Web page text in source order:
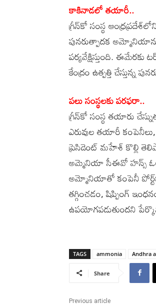
కాకినాడలో తయారీ..
గ్రీన్‌కో సంస్థ
పునరుత్పాదక
పర్యవేక్షిస్తుంది.
కేంద్రం ఉత్పత్తి
పలు సంస్థలకు పరఫరా..
గ్రీన్‌కో సంస్థ తయారు
ఎరువుల తయారీ కంపెనీలు,
ప్రెసిడెంట్‌ మహేశ్‌ కొల్లి
అమ్మెనియా సీఈవో హన్స్‌
అమ్మోనియాతో కంపెనీ
తగ్గించడం, షిప్పింగ్
ఉపయోగపడుతుందని
TAGS ammonia Andhra
Share
Previous article